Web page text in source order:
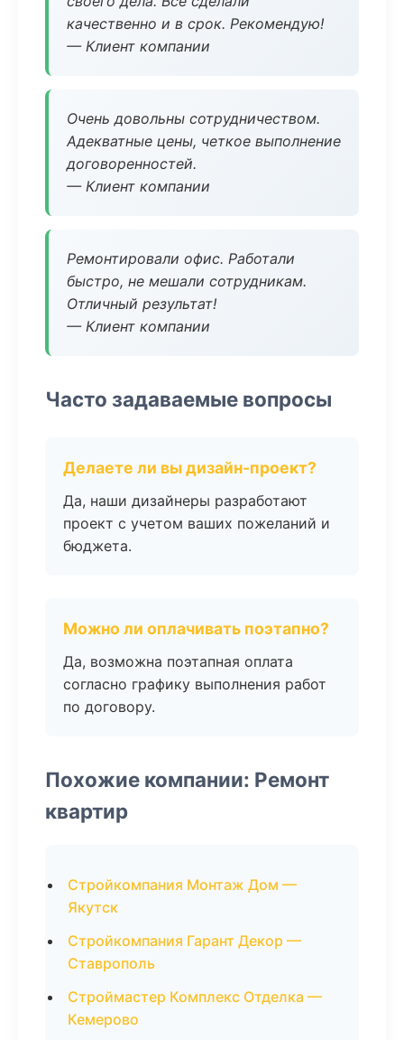
качественно и в срок. Рекомендую!
— Клиент компании
Очень довольны сотрудничеством.
Адекватные цены, четкое выполнение
договоренностей.
— Клиент компании
Ремонтировали офис. Работали
быстро, не мешали сотрудникам.
Отличный результат!
— Клиент компании
Часто задаваемые вопросы
Делаете ли вы дизайн-проект?
Да, наши дизайнеры разработают
проект с учетом ваших пожеланий и
бюджета.
Можно ли оплачивать поэтапно?
Да, возможна поэтапная оплата
согласно графику выполнения работ
по договору.
Похожие компании: Ремонт
квартир
Стройкомпания Монтаж Дом —
Якутск
Стройкомпания Гарант Декор —
Ставрополь
Строймастер Комплекс Отделка —
Кемерово